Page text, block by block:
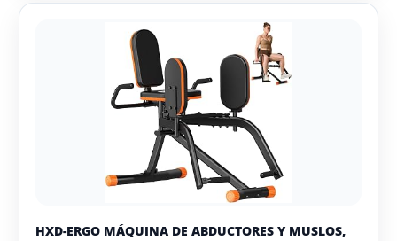
HXD-ERGO MÁQUINA DE ABDUCTORES Y MUSLOS,